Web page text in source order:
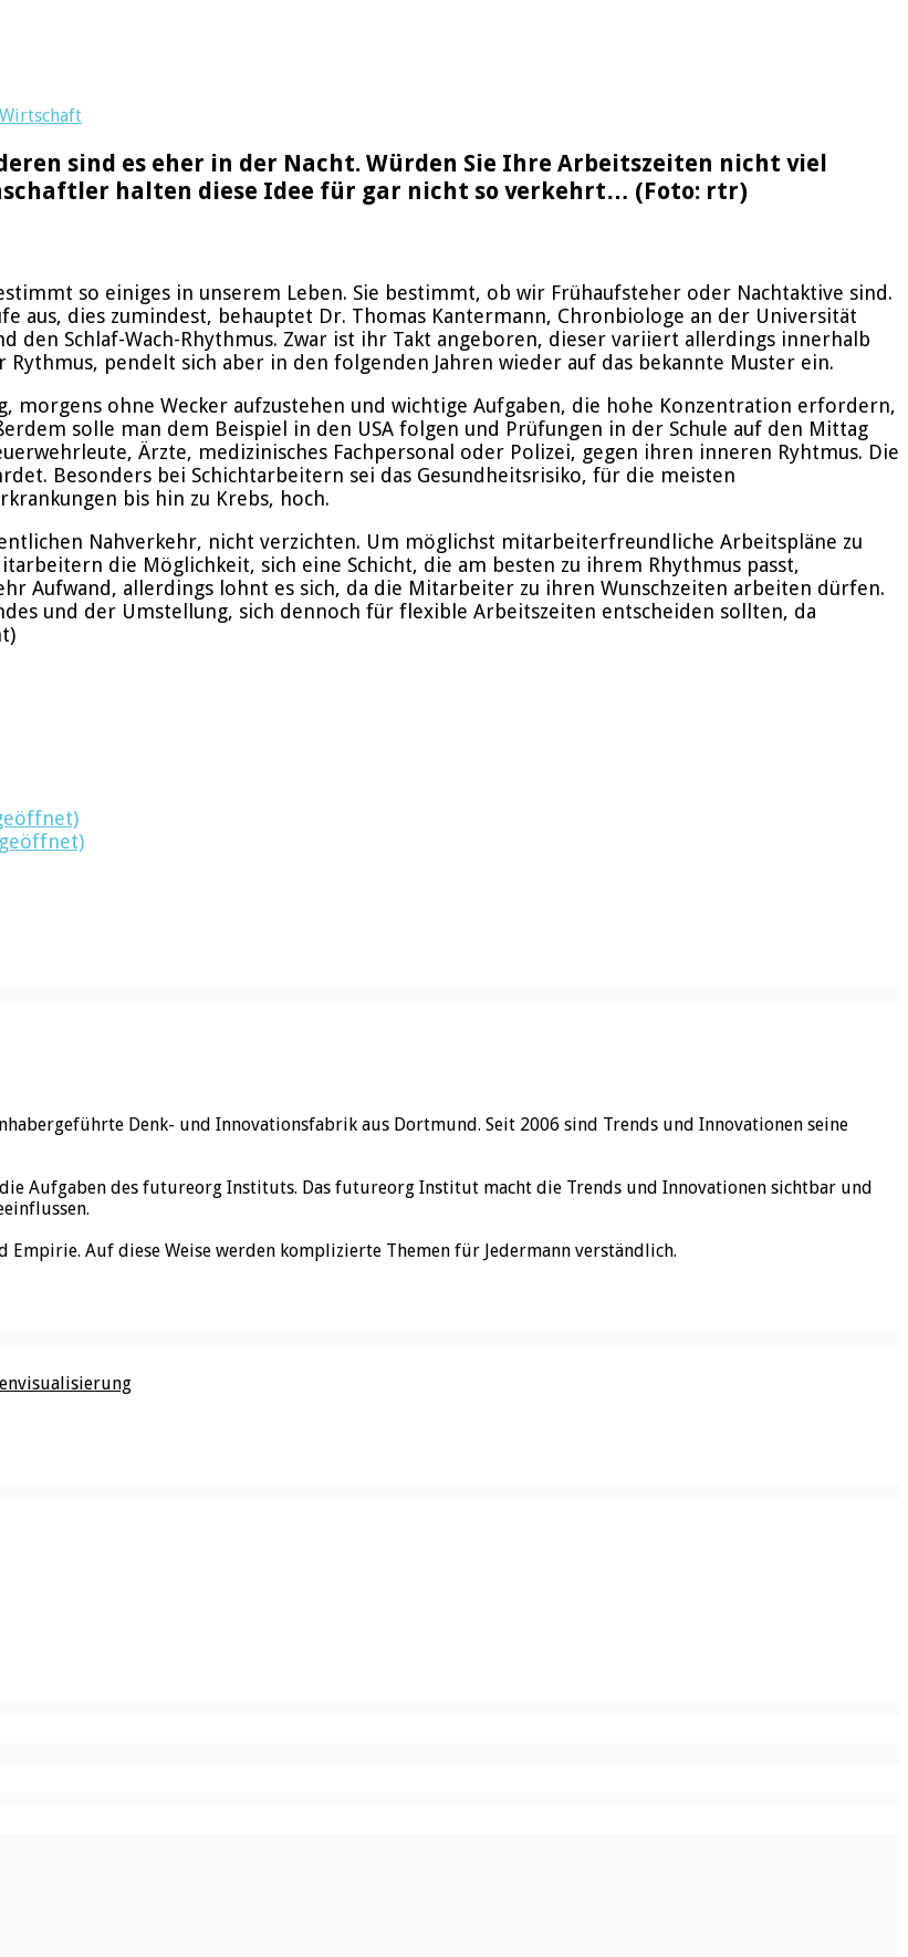
Wirtschaft
sind es eher in der Nacht. Würden Sie Ihre Arbeitszeiten nicht viel
halten diese Idee für gar nicht so verkehrt… (Foto: rtr)
so einiges in unserem Leben. Sie bestimmt, ob wir Frühaufsteher oder Nachtaktive sind.
aus, dies zumindest, behauptet Dr. Thomas Kantermann, Chronbiologe an der Universität
den Schlaf-Wach-Rhythmus. Zwar ist ihr Takt angeboren, dieser variiert allerdings innerhalb
pendelt sich aber in den folgenden Jahren wieder auf das bekannte Muster ein.
morgens ohne Wecker aufzustehen und wichtige Aufgaben, die hohe Konzentration erfordern,
solle man dem Beispiel in den USA folgen und Prüfungen in der Schule auf den Mittag
Ärzte, medizinisches Fachpersonal oder Polizei, gegen ihren inneren Ryhtmus. Die
Besonders bei Schichtarbeitern sei das Gesundheitsrisiko, für die meisten
bis hin zu Krebs, hoch.
Nahverkehr, nicht verzichten. Um möglichst mitarbeiterfreundliche Arbeitspläne zu
die Möglichkeit, sich eine Schicht, die am besten zu ihrem Rhythmus passt,
Aufwand, allerdings lohnt es sich, da die Mitarbeiter zu ihren Wunschzeiten arbeiten dürfen.
und der Umstellung, sich dennoch für flexible Arbeitszeiten entscheiden sollten, da
Denk- und Innovationsfabrik aus Dortmund. Seit 2006 sind Trends und Innovationen seine
Aufgaben des futureorg Instituts. Das futureorg Institut macht die Trends und Innovationen sichtbar und
Auf diese Weise werden komplizierte Themen für Jedermann verständlich.